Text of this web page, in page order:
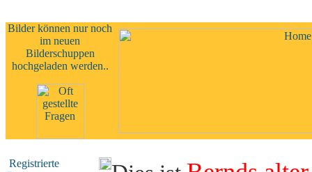
Bilder können nur noch
im neuen
Bilderschuppen
hochgeladen werden..
Registrierte